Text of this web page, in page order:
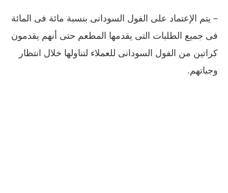
– يتم الإعتماد على الفول السودانى بنسبة مائة فى المائة
فى جميع الطلبات التى يقدمها المطعم حتى أنهم يقدمون
كراتين من الفول السودانى للعملاء لتناولها خلال انتظار
وجباتهم.